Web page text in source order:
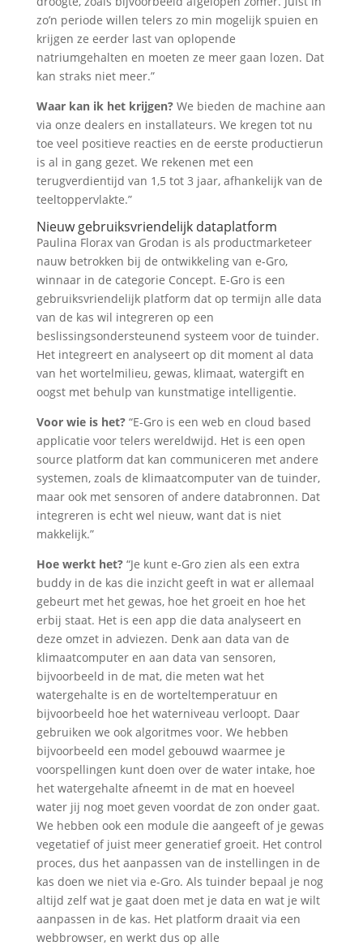
zo’n periode willen telers zo min mogelijk spuien en
krijgen ze eerder last van oplopende
natriumgehalten en moeten ze meer gaan lozen. Dat
kan straks niet meer.”
Waar kan ik het krijgen?We bieden de machine aan
via onze dealers en installateurs. We kregen tot nu
toe veel positieve reacties en de eerste productierun
is al in gang gezet. We rekenen met een
terugverdientijd van 1,5 tot 3 jaar, afhankelijk van de
teeltoppervlakte.”
Nieuw gebruiksvriendelijk dataplatform
Paulina Florax van Grodan is als productmarketeer
nauw betrokken bij de ontwikkeling van e-Gro,
winnaar in de categorie Concept. E-Gro is een
gebruiksvriendelijk platform dat op termijn alle data
van de kas wil integreren op een
beslissingsondersteunend systeem voor de tuinder.
Het integreert en analyseert op dit moment al data
van het wortelmilieu, gewas, klimaat, watergift en
oogst met behulp van kunstmatige intelligentie.
Voor wie is het? “E-Gro is een web en cloud based
applicatie voor telers wereldwijd. Het is een open
source platform dat kan communiceren met andere
systemen, zoals de klimaatcomputer van de tuinder,
maar ook met sensoren of andere databronnen. Dat
integreren is echt wel nieuw, want dat is niet
makkelijk.”
Hoe werkt het? “Je kunt e-Gro zien als een extra
buddy in de kas die inzicht geeft in wat er allemaal
gebeurt met het gewas, hoe het groeit en hoe het
erbij staat. Het is een app die data analyseert en
deze omzet in adviezen. Denk aan data van de
klimaatcomputer en aan data van sensoren,
bijvoorbeeld in de mat, die meten wat het
watergehalte is en de worteltemperatuur en
bijvoorbeeld hoe het waterniveau verloopt. Daar
gebruiken we ook algoritmes voor. We hebben
bijvoorbeeld een model gebouwd waarmee je
voorspellingen kunt doen over de water intake, hoe
het watergehalte afneemt in de mat en hoeveel
water jij nog moet geven voordat de zon onder gaat.
We hebben ook een module die aangeeft of je gewas
vegetatief of juist meer generatief groeit. Het control
proces, dus het aanpassen van de instellingen in de
kas doen we niet via e-Gro. Als tuinder bepaal je nog
altijd zelf wat je gaat doen met je data en wat je wilt
aanpassen in de kas. Het platform draait via een
webbrowser, en werkt dus op alle